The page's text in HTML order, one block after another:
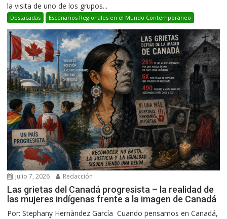
la visita de uno de los grupos...
Destacadas Escenarios Regionales en el Mundo Contemporáneo
julio 7, 2026 Redacción
Las grietas del Canadá progresista – la realidad de
las mujeres indígenas frente a la imagen de Canadá
Por: Stephany Hernàndez García Cuando pensamos en Canadá,